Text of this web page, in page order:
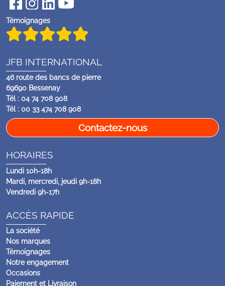
Témoignages
JFB INTERNATIONAL
46 route des bancs de pierre
69690 Bessenay
Tél : 04 74 708 908
Tél : 00 33 474 708 908
Contactez-nous
HORAIRES
Lundi 10h-18h
Mardi, mercredi, jeudi 9h-18h
Vendredi 9h-17h
ACCÈS RAPIDE
La société
Nos marques
Témoignages
Notre engagement
Occasions
Paiement et Livraison